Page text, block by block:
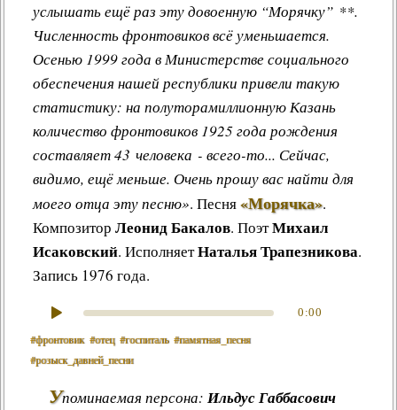
услышать ещё раз эту довоенную “Морячку” **.
Численность фронтовиков всё уменьшается.
Осенью 1999 года в Министерстве социального
обеспечения нашей республики привели такую
статистику: на полуторамиллионную Казань
количество фронтовиков 1925 года рождения
составляет 43 человека - всего-то... Сейчас,
видимо, ещё меньше. Очень прошу вас найти для
моего отца эту песню». Песня«Морячка».
Композитор Леонид Бакалов. ПоэтМихаил
Исаковский. ИсполняетНаталья Трапезникова.
Запись 1976 года.
0:00
#фронтовик #отец #госпиталь #памятная_песня
#розыск_давней_песни
Упоминаемая персона: Ильдус Габбасович